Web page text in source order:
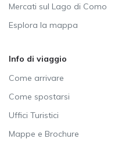
Mercati sul Lago di Como
Esplora la mappa
Info di viaggio
Come arrivare
Come spostarsi
Uffici Turistici
Mappe e Brochure